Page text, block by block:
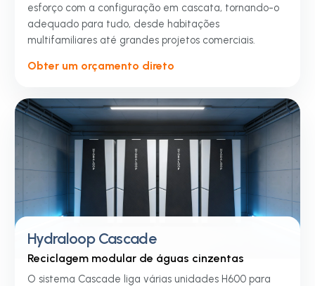
esforço com a configuração em cascata, tornando-o
adequado para tudo, desde habitações
multifamiliares até grandes projetos comerciais.
Obter um orçamento direto
Hydraloop Cascade
Reciclagem modular de águas cinzentas
O sistema Cascade liga várias unidades H600 para